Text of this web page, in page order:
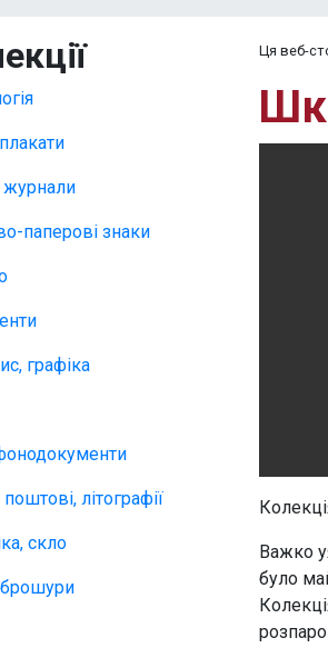
журнали
паперові знаки
графіка
літографії
скло
Ця веб-
Важко
було